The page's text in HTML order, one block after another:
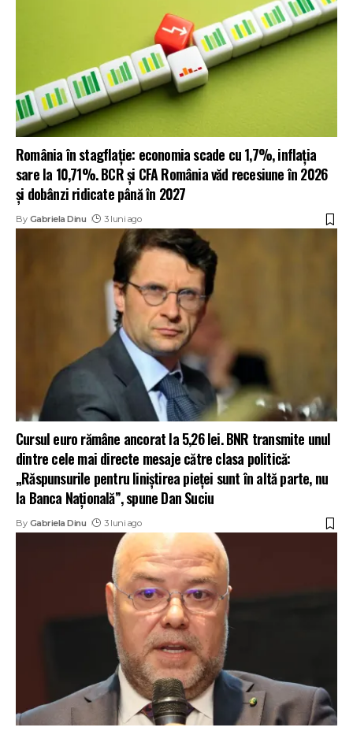
România în stagflație: economia scade cu 1,7%, inflația
sare la 10,71%. BCR și CFA România văd recesiune în 2026
și dobânzi ridicate până în 2027
By Gabriela Dinu 3 luni ago
Cursul euro rămâne ancorat la 5,26 lei. BNR transmite unul
dintre cele mai directe mesaje către clasa politică:
„Răspunsurile pentru liniștirea pieţei sunt în altă parte, nu
la Banca Naţională”, spune Dan Suciu
By Gabriela Dinu 3 luni ago